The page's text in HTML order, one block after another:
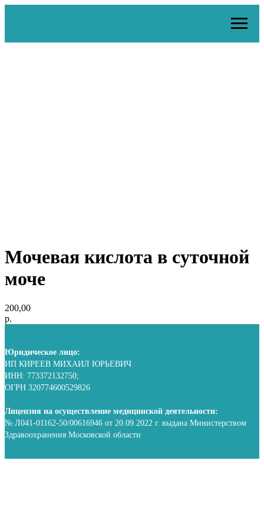
Мочевая кислота в суточной
моче
200,00
р.
Юридическое лицо:
ИП КИРЕЕВ МИХАИЛ ЮРЬЕВИЧ
ИНН: 773372132750;
ОГРН 320774600529826
Лицензия на осуществление медицинской деятельности:
№ Л041-01162-50/00616946 от 20.09.2022 г. выдана Министерством
Здравоохранения Московской области